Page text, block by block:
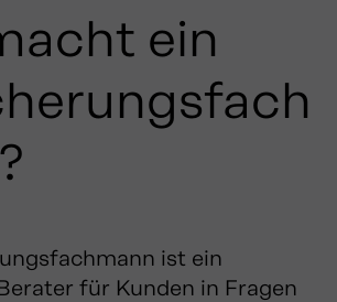
ein
ist ein
für Kunden in Fragen